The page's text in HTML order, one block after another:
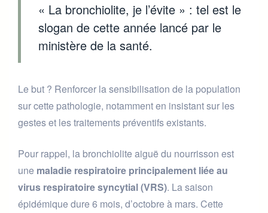
« La bronchiolite, je l’évite » : tel est le
slogan de cette année lancé par le
ministère de la santé.
Le but ? Renforcer la sensibilisation de la population
sur cette pathologie, notamment en insistant sur les
gestes et les traitements préventifs existants.
Pour rappel, la bronchiolite aiguë du nourrisson est
une maladie respiratoire principalement liée au
virus respiratoire syncytial (VRS). La saison
épidémique dure 6 mois, d’octobre à mars. Cette